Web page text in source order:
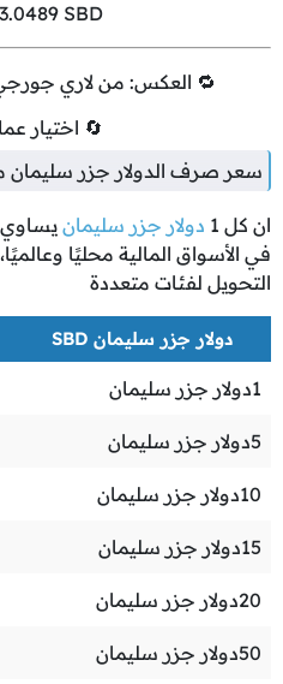
3.0489 SBD
🔁 العكس: من لاري
🔄 اختيار
سعر صرف الدولار جزر سليمان
ان كل 1 دولار جزر سليمان يساوي
في الأسواق المالية محليًا
التحويل لفئات متعددة
دولار جزر سليمان SBD
1دولار جزر سليمان
5دولار جزر سليمان
10دولار جزر سليمان
15دولار جزر سليمان
20دولار جزر سليمان
50دولار جزر سليمان